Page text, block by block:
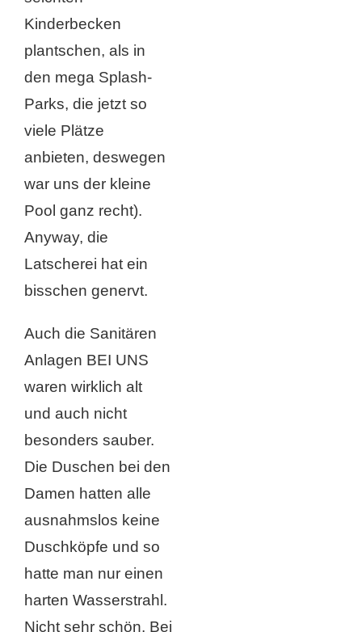
Kinderbecken
plantschen, als in
den mega Splash-
Parks, die jetzt so
viele Plätze
anbieten, deswegen
war uns der kleine
Pool ganz recht).
Anyway, die
Latscherei hat ein
bisschen genervt.
Auch die Sanitären
Anlagen BEI UNS
waren wirklich alt
und auch nicht
besonders sauber.
Die Duschen bei den
Damen hatten alle
ausnahmslos keine
Duschköpfe und so
hatte man nur einen
harten Wasserstrahl.
Nicht sehr schön. Bei